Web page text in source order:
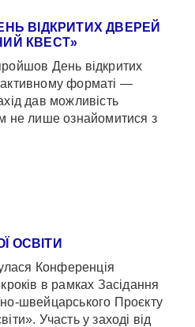
ВІДКРИТИХ ДВЕРЕЙ
КВЕСТ»
День відкритих
форматі —
дав можливість
не лише ознайомитися з
ОСВІТИ
Конференція
в рамках Засідання
швейцарського Проєкту
Участь у заході від